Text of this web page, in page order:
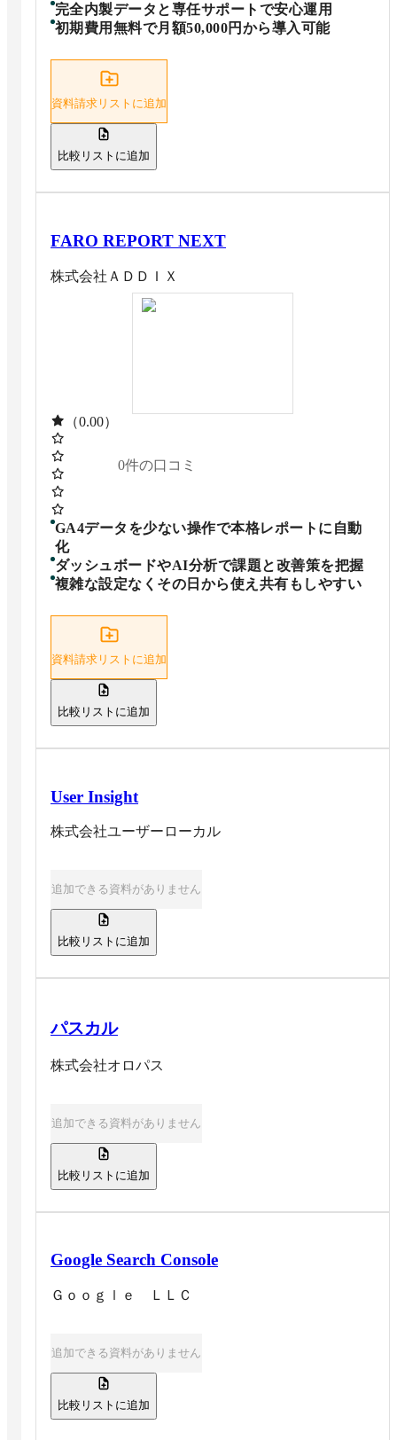
完全内製データと専任サポートで安心運用
初期費用無料で月額50,000円から導入可能
資料請求リストに追加
比較リストに追加
FARO REPORT NEXT
株式会社ＡＤＤＩＸ
（0.00）
0件の口コミ
GA4データを少ない操作で本格レポートに自動
化
ダッシュボードやAI分析で課題と改善策を把握
複雑な設定なくその日から使え共有もしやすい
資料請求リストに追加
比較リストに追加
User Insight
株式会社ユーザーローカル
追加できる資料がありません
比較リストに追加
パスカル
株式会社オロパス
追加できる資料がありません
比較リストに追加
Google Search Console
Ｇｏｏｇｌｅ ＬＬＣ
追加できる資料がありません
比較リストに追加